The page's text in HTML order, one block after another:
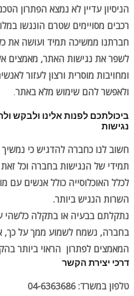
הניסיון עדיין לא נמצא הפתרון
רכבים מסויימים שטרם הונגשו
חברתנו ממשיכה תמיד ועושה את
לשפר את נגישות האתר, מאמצים
ומחויבות מוסרית ורצון לעזור
ולאפשר להם שימוש מלא באתר.
ביכולתכם לפנות אלינו ולבקש
נגישות
חשוב לנו כחברה להדגיש כי
תמידי של הנגישות בחברה וכל
לכלל האוכלוסייה כולל אנשים עם
השרות הנגיש ביותר.
נתקלתם בבעיה או בתקלה כלשהי
בחברה, נשמח לשמוע ממך על כך,
המאמצים לפתרון הראוי ביותר
דרכי יצירת הקשר
טלפון במשרד: 04-6363686